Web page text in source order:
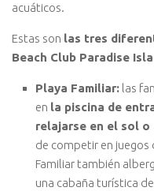
acuáticos.
Estas son las tres
Beach Club Paradise
Playa Familiar: las
en la piscina de
relajarse en el sol o
de competir en juegos
Familiar también
una cabaña turística